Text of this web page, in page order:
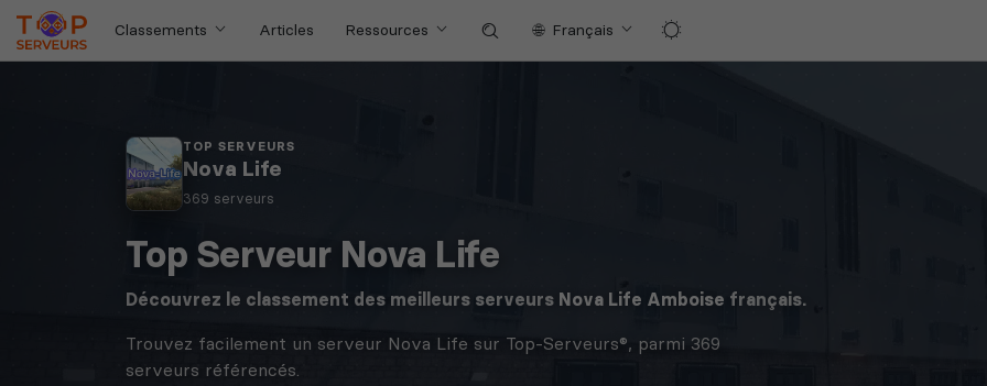
Classements Articles Ressources Français
TOP SERVEURS
Nova Life
369 serveurs
Top Serveur Nova Life
Découvrez le classement des meilleurs serveurs Nova Life Amboise français.
Trouvez facilement un serveur Nova Life sur Top-Serveurs®, parmi 369
serveurs référencés.